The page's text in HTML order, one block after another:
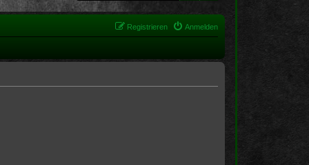
Anmelden
Registrieren